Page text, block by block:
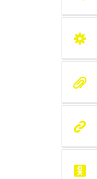
S
A
K
Q